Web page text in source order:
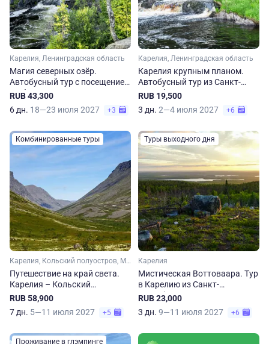
Карелия, Ленинградская область
Магия северных озёр.
Автобусный тур с посещением
Выборга и Карелии
RUB 43,300
6 дн. 18—23 июля 2027 +3
Карелия, Ленинградская область
Карелия крупным планом.
Автобусный тур из Санкт-
Петербурга
RUB 19,500
3 дн. 2—4 июля 2027 +6
Комбинированные туры
Карелия, Кольский полуостров, Мурманская область, Арктика
Путешествие на край света.
Карелия – Кольский
полуостров. Из Санкт-
RUB 58,900
7 дн. 5—11 июля 2027 +5
Туры выходного дня
Карелия
Мистическая Воттоваара. Тур
в Карелию из Санкт-
Петербурга
RUB 23,000
3 дн. 9—11 июля 2027 +6
Проживание в глэмпинге